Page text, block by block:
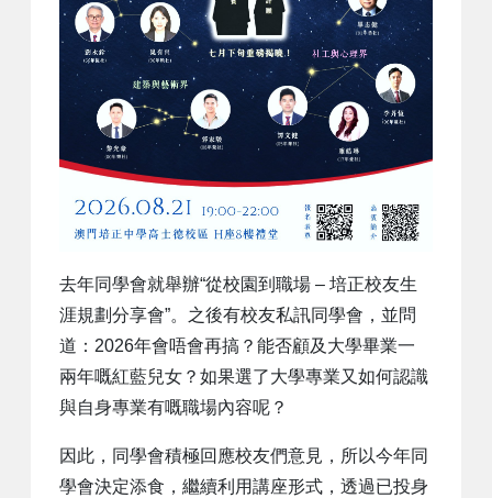
去年同學會就舉辦“從校園到職場 – 培正校友生
涯規劃分享會”。之後有校友私訊同學會，並問
道：2026年會唔會再搞？能否顧及大學畢業一
兩年嘅紅藍兒女？如果選了大學專業又如何認識
與自身專業有嘅職場內容呢？
因此，同學會積極回應校友們意見，所以今年同
學會決定添食，繼續利用講座形式，透過已投身